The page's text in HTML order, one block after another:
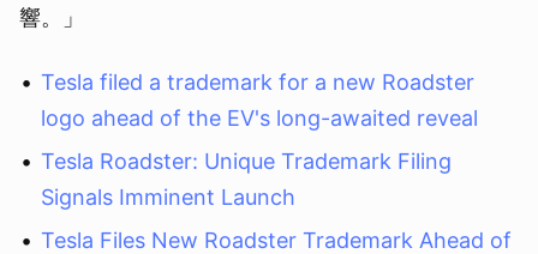
響。」
Tesla filed a trademark for a new Roadster
logo ahead of the EV's long-awaited reveal
Tesla Roadster: Unique Trademark Filing
Signals Imminent Launch
Tesla Files New Roadster Trademark Ahead of